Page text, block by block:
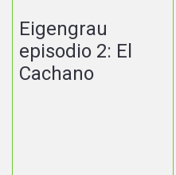
Eigengrau
episodio 2: El
Cachano